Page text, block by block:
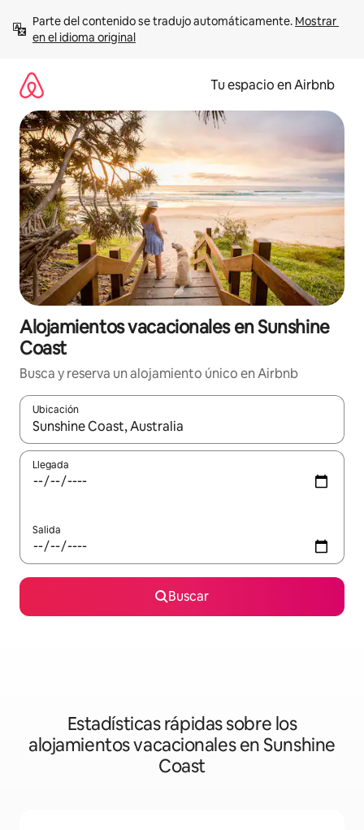
contenido
Parte del contenido se tradujo automáticamente. Mostrar
en el idioma original
Tu espacio en Airbnb
Alojamientos vacacionales en Sunshine
Coast
Busca y reserva un alojamiento único en Airbnb
Ubicación
Cuando los resultados estén disponibles, podrás navegar
Llegada
Salida
Buscar
Estadísticas rápidas sobre los
alojamientos vacacionales en Sunshine
Coast